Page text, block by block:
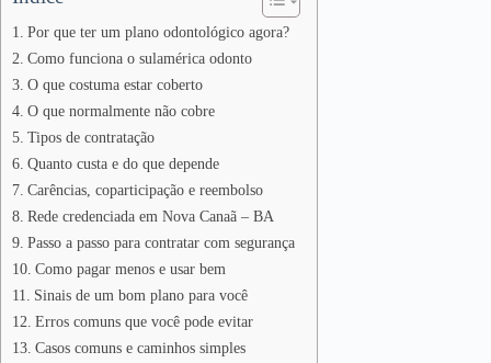
Por que ter um plano odontológico agora?
Como funciona o sulamérica odonto
O que costuma estar coberto
O que normalmente não cobre
Tipos de contratação
Quanto custa e do que depende
Carências, coparticipação e reembolso
Rede credenciada em Nova Canaã – BA
Passo a passo para contratar com segurança
Como pagar menos e usar bem
Sinais de um bom plano para você
Erros comuns que você pode evitar
Casos comuns e caminhos simples